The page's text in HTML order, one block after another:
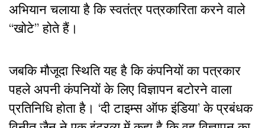
अभियान चलाया है कि स्वतंत्र पत्रकारिता करने वाले
“खोटे” होते हैं।
जबकि मौजूदा स्थिति यह है कि कंपनियों का पत्रकार
पहले अपनी कंपनियों के लिए विज्ञापन बटोरने वाला
प्रतिनिधि होता है। ‘दी टाइम्स ऑफ इंडिया’ के प्रबंधक